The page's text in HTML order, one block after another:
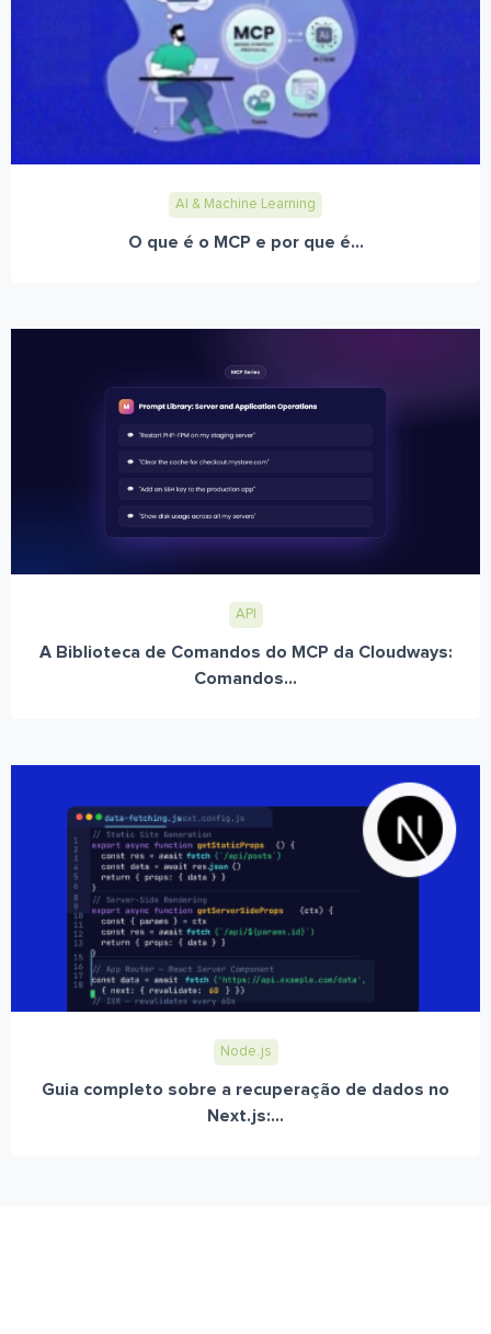
AI & Machine Learning
O que é o MCP e por que é...
API
A Biblioteca de Comandos do MCP da Cloudways:
Comandos...
Node.js
Guia completo sobre a recuperação de dados no
Next.js:...